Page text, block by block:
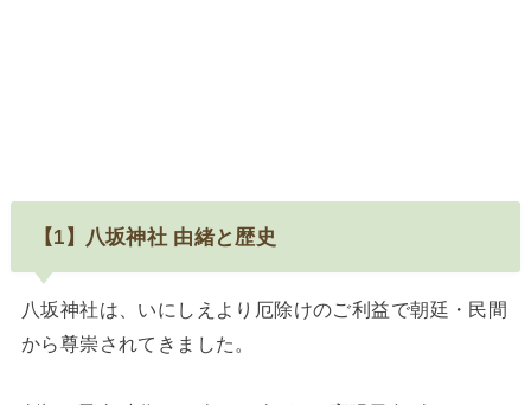
【1】八坂神社 由緒と歴史
八坂神社は、いにしえより厄除けのご利益で朝廷・民間
から尊崇されてきました。